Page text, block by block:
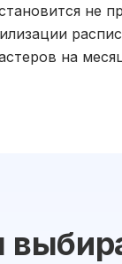
не
на